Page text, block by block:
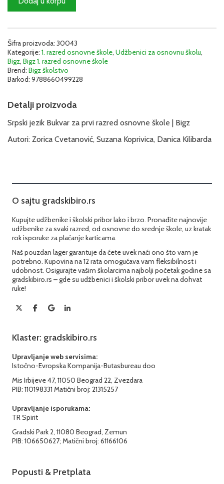
1
Bigz
1SRB43
količina
Šifra proizvoda: 30043
Kategorije: 1. razred osnovne škole, Udžbenici za osnovnu školu,
Bigz, Bigz 1. razred osnovne škole
Brend: Bigz školstvo
Barkod: 9788660499228
Detalji proizvoda
Srpski jezik Bukvar za prvi razred osnovne škole | Bigz
Autori: Zorica Cvetanović, Suzana Koprivica, Danica Kilibarda
O sajtu gradskibiro.rs
Kupujte udžbenike i školski pribor lako i brzo. Pronađite najnovije
udžbenike za svaki razred, od osnovne do srednje škole, uz kratak
rok isporuke za plaćanje karticama.
Naš pouzdan lager garantuje da ćete uvek naći ono što vam je
potrebno. Kupovina na 12 rata omogućava vam fleksibilnost i
udobnost. Osigurajte vašim školarcima najbolji početak godine sa
gradskibiro.rs – gde su udžbenici i školski pribor uvek na dohvat
ruke!
Klaster: gradskibiro.rs
Upravljanje web servisima:
Istočno-Evropska Kompanija-Butasbureau doo
Mis Irbijeve 47, 11050 Beograd 22, Zvezdara
PIB: 110198331 Matični broj: 21315257
Upravljanje isporukama:
TR Spirit
Gradski Park 2, 11080 Beograd, Zemun
PIB: 106650627; Matični broj: 61166106
Popusti & Pretplata